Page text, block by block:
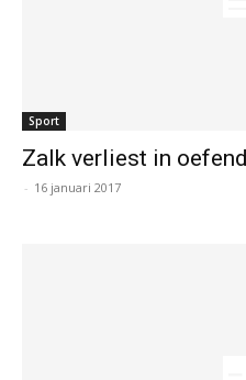
Sport
Zalk verliest in
- 16 januari 2017